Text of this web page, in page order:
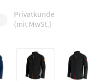
Privatkunde
(mit MwSt.)